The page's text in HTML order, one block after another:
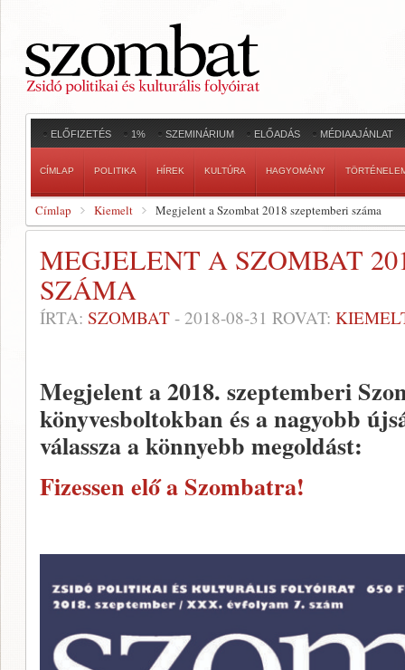
ELŐFIZETÉS 1% SZEMINÁRIUM ELŐADÁS MÉDIAAJÁNLAT
CÍMLAP POLITIKA HÍREK KULTÚRA HAGYOMÁNY
Címlap Kiemelt Megjelent a Szombat 2018 szeptemberi száma
MEGJELENT A SZOMBAT
SZÁMA
ÍRTA: SZOMBAT - 2018-08-31 ROVAT:
Megjelent a 2018. szeptemberi
könyvesboltokban és a nagyobb
válassza a könnyebb megoldást:
Fizessen elő a Szombatra!